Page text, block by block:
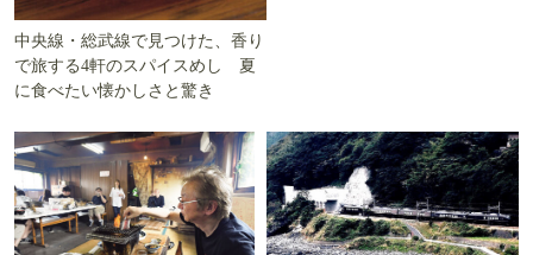
中央線・総武線で見つけた、香り
で旅する4軒のスパイスめし 夏
に食べたい懐かしさと驚き